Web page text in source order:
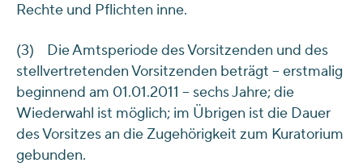
Rechte und Pflichten inne.
(3) Die Amtsperiode des Vorsitzenden und des
stellvertretenden Vorsitzenden beträgt – erstmalig
beginnend am 01.01.2011 – sechs Jahre; die
Wiederwahl ist möglich; im Übrigen ist die Dauer
des Vorsitzes an die Zugehörigkeit zum Kuratorium
gebunden.